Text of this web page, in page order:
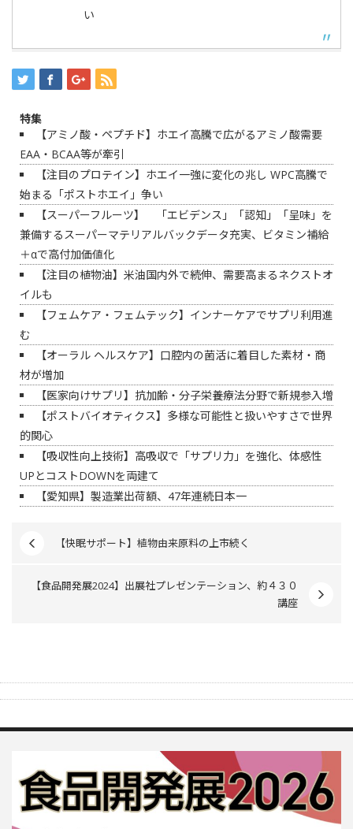
い
特集
【アミノ酸・ペプチド】ホエイ高騰で広がるアミノ酸需要
EAA・BCAA等が牽引
【注目のプロテイン】ホエイ一強に変化の兆し WPC高騰で
始まる「ポストホエイ」争い
【スーパーフルーツ】 「エビデンス」「認知」「呈味」を
兼備するスーパーマテリアルバックデータ充実、ビタミン補給
＋αで高付加価値化
【注目の植物油】米油国内外で続伸、需要高まるネクストオ
イルも
【フェムケア・フェムテック】インナーケアでサプリ利用進
む
【オーラル ヘルスケア】口腔内の菌活に着目した素材・商
材が増加
【医家向けサプリ】抗加齢・分子栄養療法分野で新規参入増
【ポストバイオティクス】多様な可能性と扱いやすさで世界
的関心
【吸収性向上技術】高吸収で「サプリ力」を強化、体感性
UPとコストDOWNを両建て
【愛知県】製造業出荷額、47年連続日本一
【快眠サポート】植物由来原料の上市続く
【食品開発展2024】出展社プレゼンテーション、約４３０
講座